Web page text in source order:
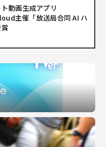
動画生成アプリ
主催「放送局合同 AI ハ